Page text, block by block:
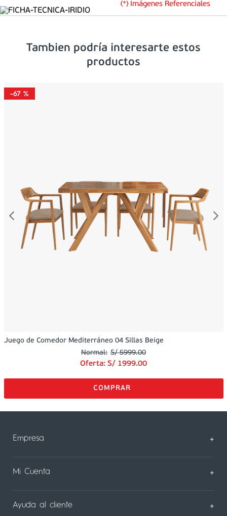
(*) Imágenes Referenciales
Tambien podría interesarte estos
productos
-67 %
Juego de Comedor Mediterráneo 04 Sillas Beige
S/ 5999.00
Oferta: S/ 1999.00
Empresa +
Sobre Nosotros
Mi Cuenta +
Mi Perfil
Ayuda al cliente +